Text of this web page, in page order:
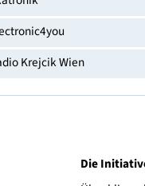
Elektroshop Max